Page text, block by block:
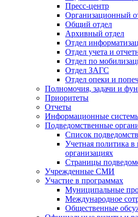
Пресс-центр
Организационный
Общий отдел
Архивный отдел
Отдел
Отдел учета и
Отдел по
Отдел ЗАГС
Отдел опеки и
Полномочия, задачи и
Приоритеты
Отчеты
Информационные
Подведомственные
Список
Учетная политика
организациях
Страницы
Учрежденные СМИ
Участие в программах
Муниципальные
Международное
Общественные